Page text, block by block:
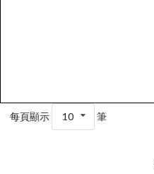
每頁顯示 10 筆